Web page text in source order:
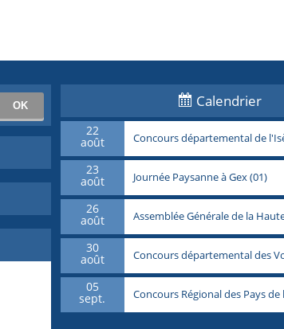
Calendrier
22
août Concours départemental de
23
août Journée Paysanne à Gex (01)
26
août Assemblée Générale de la
30
août Concours départemental des
05
sept. Concours Régional des Pays de